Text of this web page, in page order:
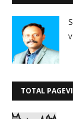
TOTAL